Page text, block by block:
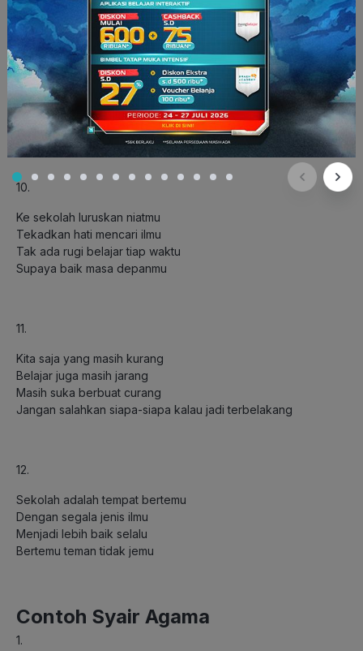
9.
Kita saja yang masih kurang
Belajar juga masih jarang
Masih suka berbuat curang
Akhirnya jadi terbelakang
10.
Ke sekolah luruskan niatmu
Tekadkan hati mencari ilmu
Tak ada rugi belajar tiap waktu
Supaya baik masa depanmu
11.
Kita saja yang masih kurang
Belajar juga masih jarang
Masih suka berbuat curang
Jangan salahkan siapa-siapa kalau jadi terbelakang
12.
Sekolah adalah tempat bertemu
Dengan segala jenis ilmu
Menjadi lebih baik selalu
Bertemu teman tidak jemu
Contoh Syair Agama
1.